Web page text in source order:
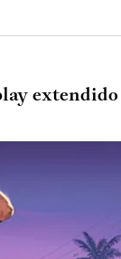
extendido